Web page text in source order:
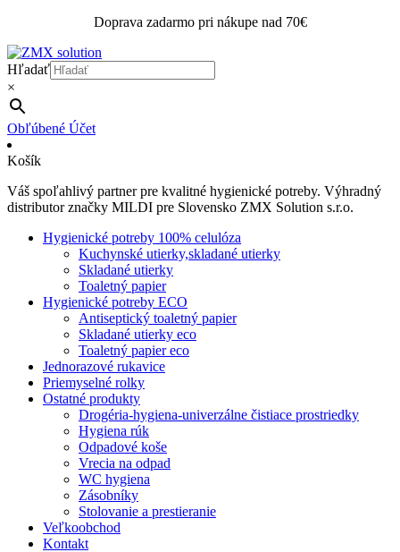
Doprava zadarmo pri nákupe nad 70€
Hľadať
×
Obľúbené Účet
Košík
Váš spoľahlivý partner pre kvalitné hygienické potreby. Výhradný
distributor značky MILDI pre Slovensko ZMX Solution s.r.o.
Hygienické potreby 100% celulóza
Kuchynské utierky,skladané utierky
Skladané utierky
Toaletný papier
Hygienické potreby ECO
Antiseptický toaletný papier
Skladané utierky eco
Toaletný papier eco
Jednorazové rukavice
Priemyselné rolky
Ostatné produkty
Drogéria-hygiena-univerzálne čistiace prostriedky
Hygiena rúk
Odpadové koše
Vrecia na odpad
WC hygiena
Zásobníky
Stolovanie a prestieranie
Veľkoobchod
Kontakt